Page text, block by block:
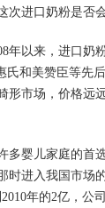
次进口奶粉是否
年以来，进口奶
氏和美赞臣等先
形市场，价格远
多婴儿家庭的首
时进入我国市场
年的2亿，公